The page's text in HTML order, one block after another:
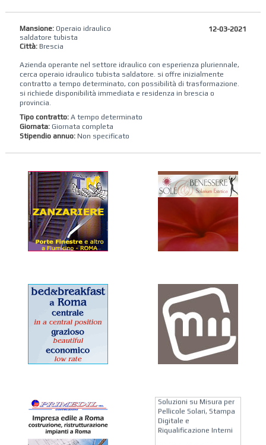
Mansione:Operaio idraulico
saldatore tubista
Città:Brescia
12-03-2021
Azienda operante nel settore idraulico con esperienza pluriennale,
cerca operaio idraulico tubista saldatore. si offre inizialmente
contratto a tempo determinato, con possibilità di trasformazione.
si richiede disponibilità immediata e residenza in brescia o
provincia.
Tipo contratto:A tempo determinato
Giornata: Giornata completa
Stipendio annuo: Non specificato
Soluzioni su Misura per
Pellicole Solari, Stampa
Digitale e
Riqualificazione Interni